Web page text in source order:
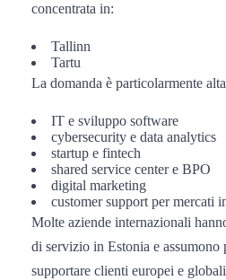
concentrata in:
Tallinn
Tartu
La domanda è particolarmente
IT e sviluppo software
cybersecurity e data analytics
startup e fintech
shared service center e BPO
digital marketing
customer support per mercati
Molte aziende internazionali
di servizio in Estonia e
supportare clienti europei e